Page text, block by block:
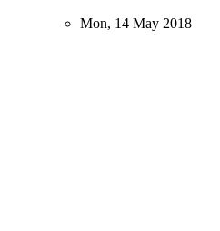
Mon, 14 May 2018